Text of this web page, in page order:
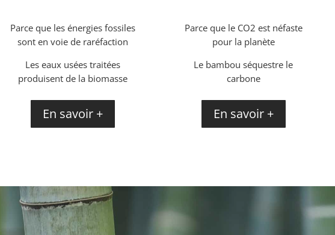
Parce que les énergies fossiles
sont en voie de raréfaction
Les eaux usées traitées
produisent de la biomasse
En savoir +
Parce que le CO2 est néfaste
pour la planète
Le bambou séquestre le
carbone
En savoir +